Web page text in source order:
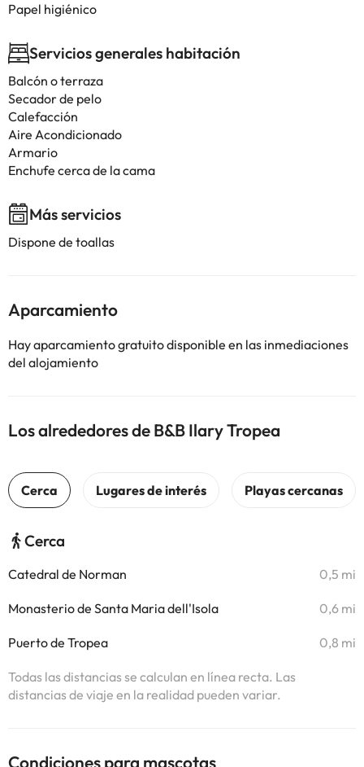
Papel higiénico
Servicios generales habitación
Balcón o terraza
Secador de pelo
Calefacción
Aire Acondicionado
Armario
Enchufe cerca de la cama
Más servicios
Dispone de toallas
Aparcamiento
Hay aparcamiento gratuito disponible en las inmediaciones
del alojamiento
Los alrededores de B&B Ilary Tropea
Cerca
Catedral de Norman 0,5 mi
Monasterio de Santa Maria dell'Isola 0,6 mi
Puerto de Tropea 0,8 mi
Todas las distancias se calculan en línea recta. Las
distancias de viaje en la realidad pueden variar.
Condiciones para mascotas